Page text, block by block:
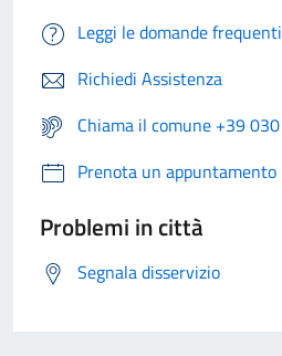
Leggi le domande frequenti
Richiedi Assistenza
Chiama il comune +39
Prenota un appuntamento
Problemi in città
Segnala disservizio